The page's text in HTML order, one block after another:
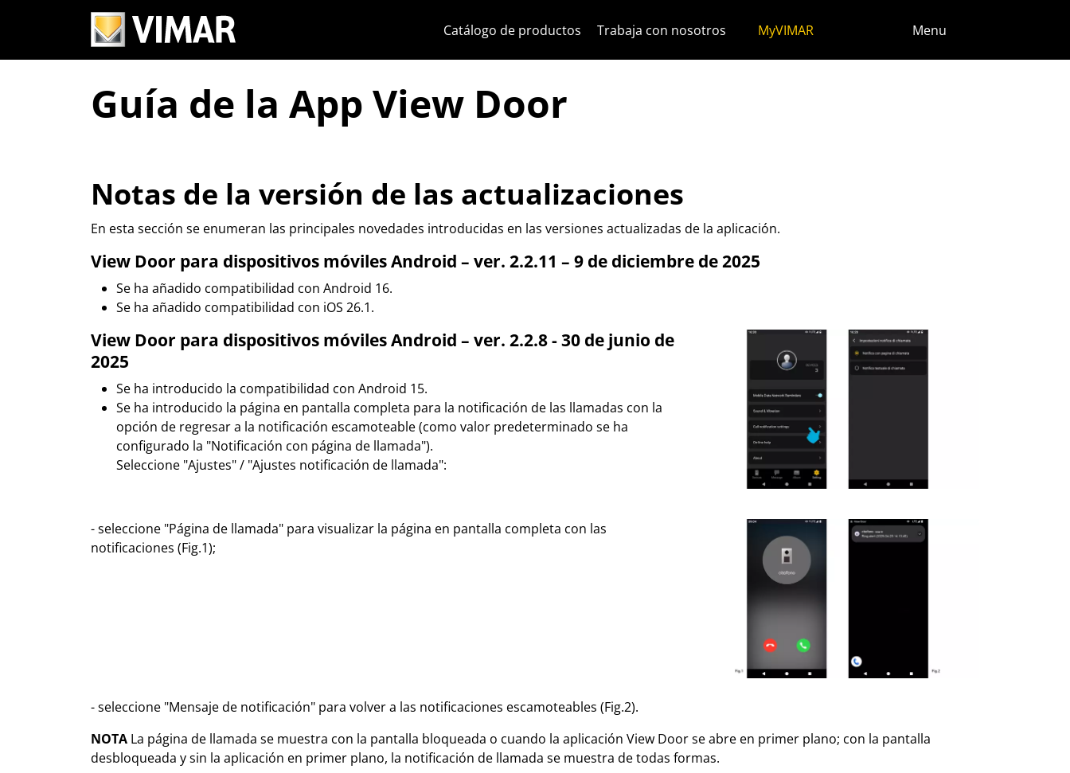
Catálogo de productos Trabaja con nosotros MyVIMAR Menu
Guía de la App View Door
Notas de la versión de las actualizaciones
En esta sección se enumeran las principales novedades introducidas en las versiones actualizadas de la aplicación.
View Door para dispositivos móviles Android – ver. 2.2.11 – 9 de diciembre de 2025
Se ha añadido compatibilidad con Android 16.
Se ha añadido compatibilidad con iOS 26.1.
View Door para dispositivos móviles Android – ver. 2.2.8 - 30 de junio de
2025
Se ha introducido la compatibilidad con Android 15.
Se ha introducido la página en pantalla completa para la notificación de las llamadas con la
opción de regresar a la notificación escamoteable (como valor predeterminado se ha
configurado la "Notificación con página de llamada").
Seleccione "Ajustes" / "Ajustes notificación de llamada":
- seleccione "Página de llamada" para visualizar la página en pantalla completa con las
notificaciones (Fig.1);
- seleccione "Mensaje de notificación" para volver a las notificaciones escamoteables (Fig.2).
NOTA La página de llamada se muestra con la pantalla bloqueada o cuando la aplicación View Door se abre en primer plano; con la pantalla
desbloqueada y sin la aplicación en primer plano, la notificación de llamada se muestra de todas formas.